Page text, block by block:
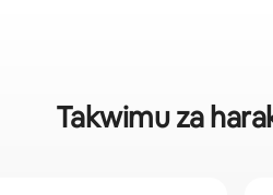
Takwimu za